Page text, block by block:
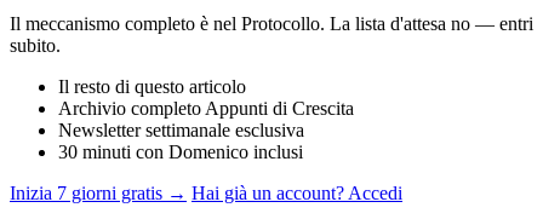
Il meccanismo completo è nel Protocollo. La lista d'attesa no — entri
subito.
Il resto di questo articolo
Archivio completo Appunti di Crescita
Newsletter settimanale esclusiva
30 minuti con Domenico inclusi
Inizia 7 giorni gratis → Hai già un account? Accedi